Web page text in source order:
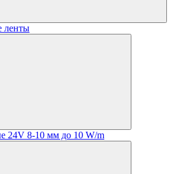
ленты
24V 8-10 мм до 10 W/m